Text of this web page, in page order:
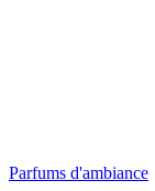
Parfums d'ambiance